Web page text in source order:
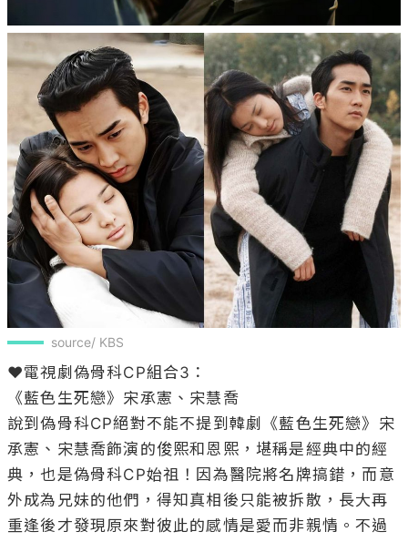
source/ KBS
❤️電視劇偽骨科CP組合3：
《藍色生死戀》宋承憲、宋慧喬
說到偽骨科CP絕對不能不提到韓劇《藍色生死戀》宋
承憲、宋慧喬飾演的俊熙和恩熙，堪稱是經典中的經
典，也是偽骨科CP始祖！因為醫院將名牌搞錯，而意
外成為兄妹的他們，得知真相後只能被拆散，長大再
重逢後才發現原來對彼此的感情是愛而非親情。不過